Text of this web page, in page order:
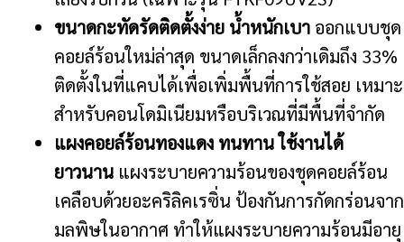
ขนาดกะทัดรัดติดตั้งง่าย น้ำหนักเบา ออกแบบชุด
คอยล์ร้อนใหม่ล่าสุด ขนาดเล็กลงกว่าเดิมถึง 33%
ติดตั้งในที่แคบได้เพื่อเพิ่มพื้นที่การใช้สอย เหมาะ
สำหรับคอนโดมิเนียมหรือบริเวณที่มีพื้นที่จำกัด
แผงคอยล์ร้อนทองแดง ทนทาน ใช้งานได้
ยาวนาน แผงระบายความร้อนของชุดคอยล์ร้อน
เคลือบด้วยอะคริลิคเรซิ่น ป้องกันการกัดกร่อนจาก
มลพิษในอากาศ ทำให้แผงระบายความร้อนมีอายุ